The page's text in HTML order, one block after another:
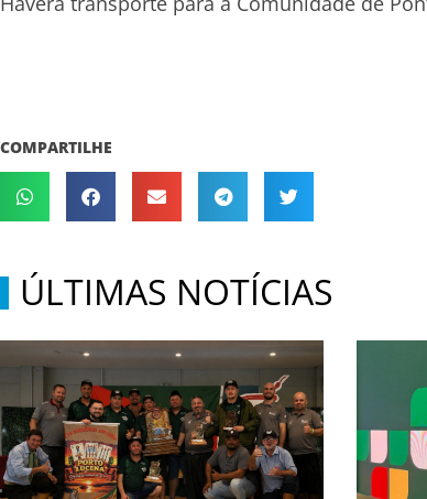
COMPARTILHE
ÚLTIMAS NOTÍCIAS